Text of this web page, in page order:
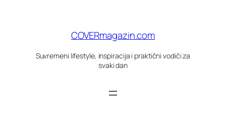
COVERmagazin.com
Suvremeni lifestyle, inspiracija i praktični vodiči za
svaki dan